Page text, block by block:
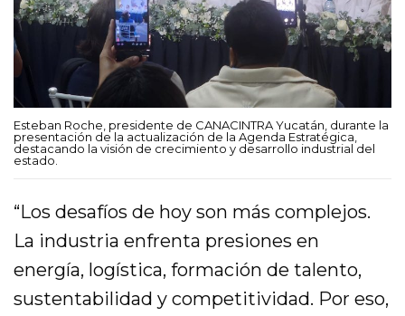
Esteban Roche, presidente de CANACINTRA Yucatán, durante la
presentación de la actualización de la Agenda Estratégica,
destacando la visión de crecimiento y desarrollo industrial del
estado.
“Los desafíos de hoy son más complejos.
La industria enfrenta presiones en
energía, logística, formación de talento,
sustentabilidad y competitividad. Por eso,